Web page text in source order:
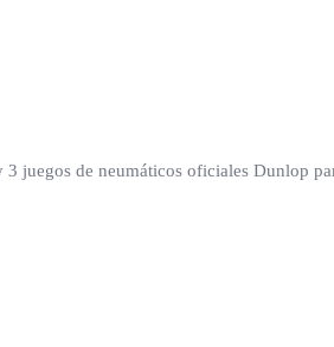
de neumáticos oficiales Dunlop